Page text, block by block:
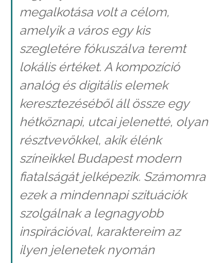
megalkotása volt a célom,
amelyik a város egy kis
szegletére fókuszálva teremt
lokális értéket. A kompozíció
analóg és digitális elemek
keresztezéséből áll össze egy
hétköznapi, utcai jelenetté, olyan
résztvevőkkel, akik élénk
színeikkel Budapest modern
fiatalságát jelképezik. Számomra
ezek a mindennapi szituációk
szolgálnak a legnagyobb
inspirációval, karaktereim az
ilyen jelenetek nyomán